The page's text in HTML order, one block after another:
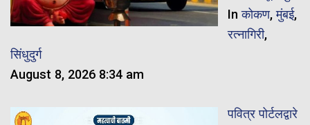
Inकोकण,मुंबई,
रत्नागिरी,
सिंधुदुर्ग
August 8, 2026 8:34 am
पवित्र पोर्टलद्वारे